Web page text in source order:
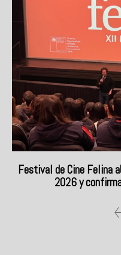
Festival de Cine Felina
2026 y